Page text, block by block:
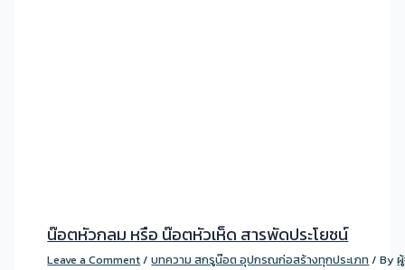
น๊อตหัวกลม หรือ น๊อตหัวเห็ด สารพัดประโยชน์
Leave a Comment/บทความ สกรูน๊อต อุปกรณก่อสร้างทุกประเภท / By